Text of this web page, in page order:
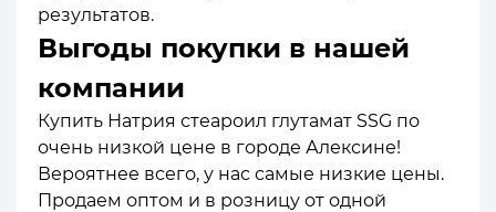
результатов.
Выгоды покупки в нашей
компании
Купить Натрия стеароил глутамат SSG по
очень низкой цене в городе Алексине!
Вероятнее всего, у нас самые низкие цены.
Продаем оптом и в розницу от одной